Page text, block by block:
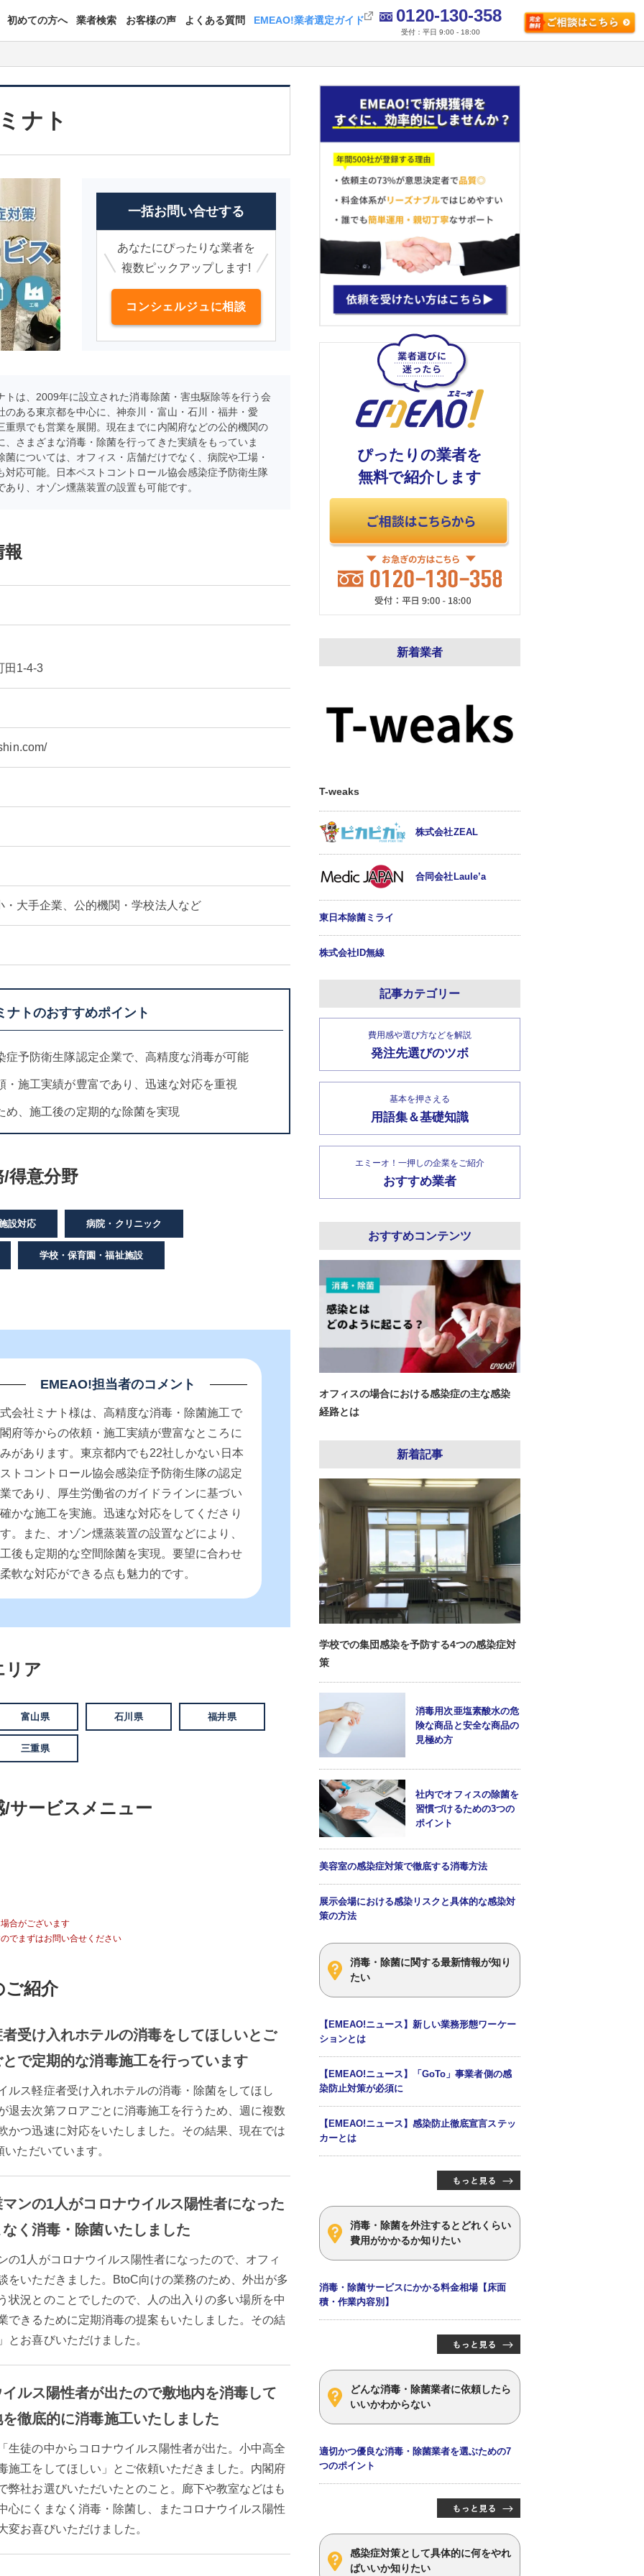
初めての方へ 業者検索 お客様の声 よくある質問 EMEAO!業者選定ガイド 0120-130-358
受付：平日 9:00 - 18:00
ナト
一括お問い合せする
あなたにぴったりな業者を
複数ピックアップします!
コンシェルジュに相談
トは、2009年に設立された消毒除菌・害虫駆除等を行う会
のある東京都を中心に、神奈川・富山・石川・福井・愛
重県でも営業を展開。現在までに内閣府などの公的機関の
、さまざまな消毒・除菌を行ってきた実績をもっていま
菌については、オフィス・店舗だけでなく、病院や工場・
対応可能。日本ペストコントロール協会感染症予防衛生隊
あり、オゾン燻蒸装置の設置も可能です。
田1-4-3
・大手企業、公的機関・学校法人など
ナトのおすすめポイント
症予防衛生隊認定企業で、高精度な消毒が可能
・施工実績が豊富であり、迅速な対応を重視
め、施工後の定期的な除菌を実現
得意分野
設対応 病院・クリニック
学校・保育園・福祉施設
EMEAO!担当者のコメント
会社ミナト様は、高精度な消毒・除菌施工で
府等からの依頼・施工実績が豊富なところに
があります。東京都内でも22社しかない日本
トコントロール協会感染症予防衛生隊の認定
であり、厚生労働省のガイドラインに基づい
かな施工を実施。迅速な対応をしてくださり
。また、オゾン燻蒸装置の設置などにより、
後も定期的な空間除菌を実現。要望に合わせ
軟な対応ができる点も魅力的です。
リア
富山県 石川県 福井県
三重県
サービスメニュー
合がございます
でまずはお問い合せください
ご紹介
受け入れホテルの消毒をしてほしいとご
で定期的な消毒施工を行っています
ルス軽症者受け入れホテルの消毒・除菌をしてほし
退去次第フロアごとに消毒施工を行うため、週に複数
かつ迅速に対応をいたしました。その結果、現在では
ただいています。
ンの1人がコロナウイルス陽性者になった
く消毒・除菌いたしました
の1人がコロナウイルス陽性者になったので、オフィ
をいただきました。BtoC向けの業務のため、外出が多
状況とのことでしたので、人の出入りの多い場所を中
できるために定期消毒の提案もいたしました。その結
とお喜びいただけました。
ルス陽性者が出たので敷地内を消毒して
徹底的に消毒施工いたしました
生徒の中からコロナウイルス陽性者が出た。小中高全
施工をしてほしい」とご依頼いただきました。内閣府
弊社お選びいただいたとのこと。廊下や教室などはも
心にくまなく消毒・除菌し、またコロナウイルス陽性
変お喜びいただけました。
ぴったりの業者を
無料で紹介します
新着業者
T-weaks
株式会社ZEAL
合同会社Laule’a
東日本除菌ミライ
株式会社ID無線
記事カテゴリー
費用感や選び方などを解説
発注先選びのツボ
基本を押さえる
用語集＆基礎知識
エミーオ！一押しの企業をご紹介
おすすめ業者
おすすめコンテンツ
オフィスの場合における感染症の主な感染
経路とは
新着記事
学校での集団感染を予防する4つの感染症対
策
消毒用次亜塩素酸水の危
険な商品と安全な商品の
見極め方
社内でオフィスの除菌を
習慣づけるための3つの
ポイント
美容室の感染症対策で徹底する消毒方法
展示会場における感染リスクと具体的な感染対
策の方法
消毒・除菌に関する最新情報が知り
たい
【EMEAO!ニュース】新しい業務形態ワーケー
ションとは
【EMEAO!ニュース】「GoTo」事業者側の感
染防止対策が必須に
【EMEAO!ニュース】感染防止徹底宣言ステッ
カーとは
消毒・除菌を外注するとどれくらい
費用がかかるか知りたい
消毒・除菌サービスにかかる料金相場【床面
積・作業内容別】
どんな消毒・除菌業者に依頼したら
いいかわからない
適切かつ優良な消毒・除菌業者を選ぶための7
つのポイント
感染症対策として具体的に何をやれ
ばいいか知りたい